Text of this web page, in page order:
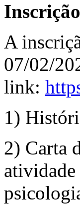
A
07/02/
link:
1)
2) Carta
atividade